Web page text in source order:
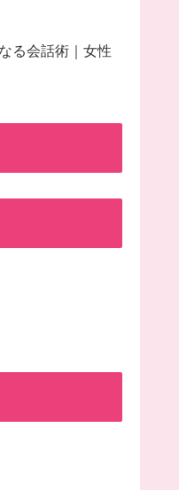
る会話術｜女性